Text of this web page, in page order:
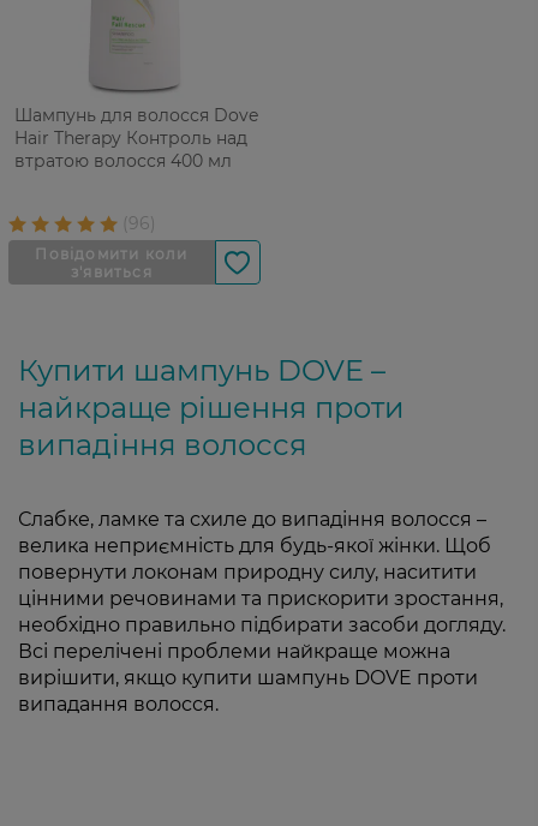
Шампунь для волосся Dove
Hair Therapy Контроль над
втратою волосся 400 мл
Купити шампунь DOVE –
найкраще рішення проти
випадіння волосся
Слабке, ламке та схиле до випадіння волосся –
велика неприємність для будь-якої жінки. Щоб
повернути локонам природну силу, наситити
цінними речовинами та прискорити зростання,
необхідно правильно підбирати засоби догляду.
Всі перелічені проблеми найкраще можна
вирішити, якщо купити шампунь DOVE проти
випадання волосся.